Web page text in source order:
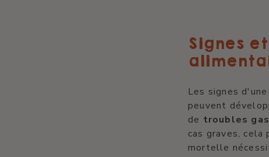
Signes
Les signes
peuvent
de troubles
cas graves,
mortelle